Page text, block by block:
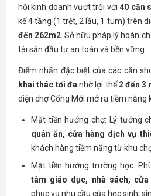
hội kinh doanh vượt trội với40 căn
kế 4 tầng (1 trệt, 2 lầu, 1 tum) trên
đến 262m2. Sở hữu pháp lý hoàn
tài sản đầu tư an toàn và bền vững.
Điểm nhấn đặc biệt của các căn
khai thác tối đanhờ lợi thế2 đến 3
diện chợ Cống Mới mở ra tiềm năng
Mặt tiền hướng chợ: Lý tưởng
quán ăn, cửa hàng dịch vụ
khách hàng tiềm năng từ khu
Mặt tiền hướng trường học:
tâm giáo dục, nhà sách, cửa
phục vụ nhu cầu của học sinh,